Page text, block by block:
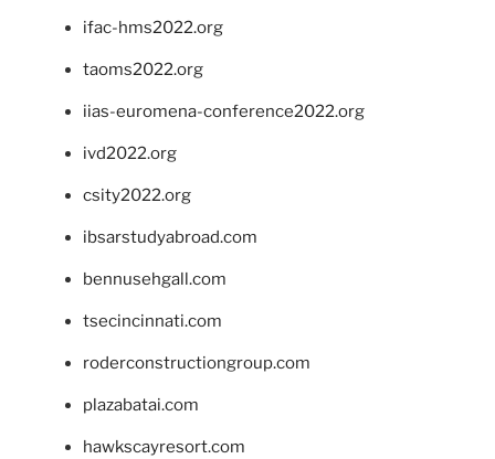
ifac-hms2022.org
taoms2022.org
iias-euromena-conference2022.org
ivd2022.org
csity2022.org
ibsarstudyabroad.com
bennusehgall.com
tsecincinnati.com
roderconstructiongroup.com
plazabatai.com
hawkscayresort.com